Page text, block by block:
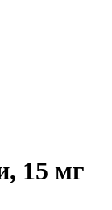
15 мг